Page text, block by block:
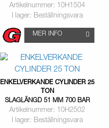
Artikelnummer: 10H1504
I lager: Beställningsvara
MER INFO
ENKELVERKANDE CYLINDER 25
TON
SLAGLÄNGD 51 MM 700 BAR
Artikelnummer: 10H2502
I lager: Beställningsvara